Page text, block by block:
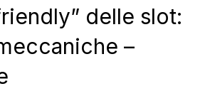
delle slot:
–